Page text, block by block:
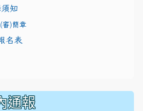
知
審)簡章
名表
通報